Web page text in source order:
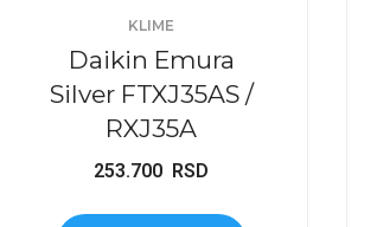
KLIME
Daikin Emura
Silver FTXJ35AS /
RXJ35A
253.700 RSD